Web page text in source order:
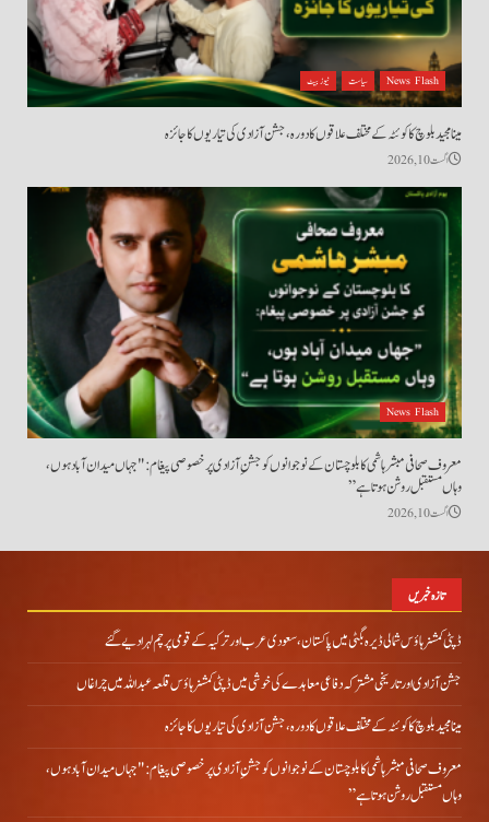
News Flash سیاست نیوز بیٹ
مینا مجید بلوچ کا کوئٹہ کے مختلف علاقوں کا دورہ، جشن آزادی کی تیاریوں کا جائزہ
اگست 10, 2026
News Flash
معروف صحافی مبشر ہاشمی کا بلوچستان کے نوجوانوں کو جشنِ آزادی پر خصوصی پیغام: "جہاں میدان آباد ہوں،
وہاں مستقبل روشن ہوتا ہے”
اگست 10, 2026
تازہ خبریں
ڈپٹی کمشنر ہاؤس شمالی ڈیرہ بگٹی میں پاکستان، سعودی عرب اور ترکیہ کے قومی پرچم لہرا دیے گئے
جشن آزادی اور تاریخی مشترکہ دفاعی معاہدے کی خوشی میں ڈپٹی کمشنر ہاؤس قلعہ عبداللہ میں چراغاں
مینا مجید بلوچ کا کوئٹہ کے مختلف علاقوں کا دورہ، جشن آزادی کی تیاریوں کا جائزہ
معروف صحافی مبشر ہاشمی کا بلوچستان کے نوجوانوں کو جشنِ آزادی پر خصوصی پیغام: "جہاں میدان آباد ہوں،
وہاں مستقبل روشن ہوتا ہے”